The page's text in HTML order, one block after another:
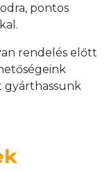
pontos
rendelés előtt
gyárthassunk